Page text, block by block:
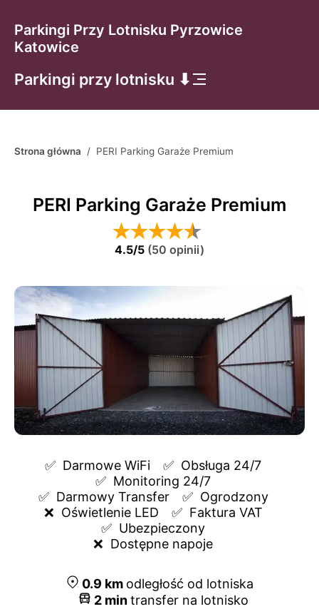
Parkingi Przy Lotnisku Pyrzowice
Katowice
Parkingi przy lotnisku ⬇
Strona główna / PERI Parking Garaże Premium
PERI Parking Garaże Premium
4.5/5 (50 opinii)
✅ Darmowe WiFi ✅ Obsługa 24/7
✅ Monitoring 24/7
✅ Darmowy Transfer ✅ Ogrodzony
❌ Oświetlenie LED ✅ Faktura VAT
✅ Ubezpieczony
❌ Dostępne napoje
0.9 km odległość od lotniska
2mintransfer na lotnisko